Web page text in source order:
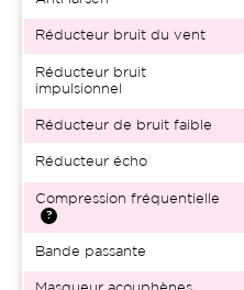
Réducteur bruit du vent
Réducteur bruit
impulsionnel
Réducteur de bruit faible
Réducteur écho
Compression fréquentielle
Bande passante